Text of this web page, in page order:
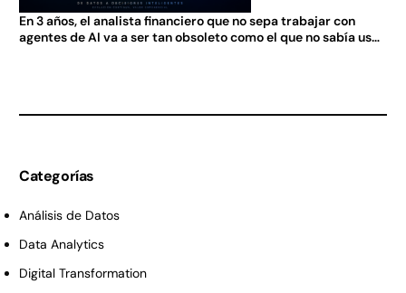
En 3 años, el analista financiero que no sepa trabajar con
agentes de AI va a ser tan obsoleto como el que no sabía usar
Categorías
Análisis de Datos
Data Analytics
Digital Transformation